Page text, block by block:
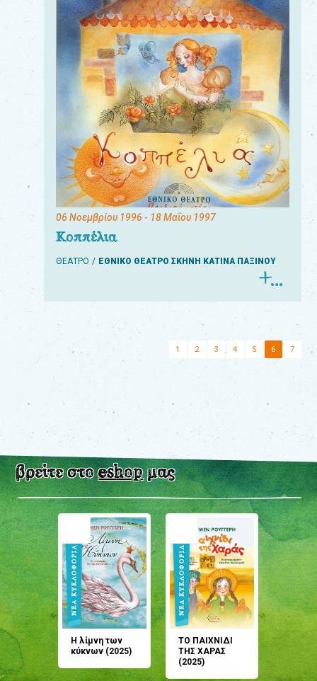
06 Νοεμβρίου 1996 - 18 Μαΐου 1997
Κοππέλια
ΘΕΑΤΡΟ ΕΘΝΙΚΟ ΘΕΑΤΡΟ ΣΚΗΝΗ ΚΑΤΙΝΑ ΠΑΞΙΝΟΥ
1 2 3 4 5 6 7
βρείτε στοeshopμας
Η λίμνη των
κύκνων (2025)
ΤΟ ΠΑΙΧΝΙΔΙ
ΤΗΣ ΧΑΡΑΣ
(2025)
μου;